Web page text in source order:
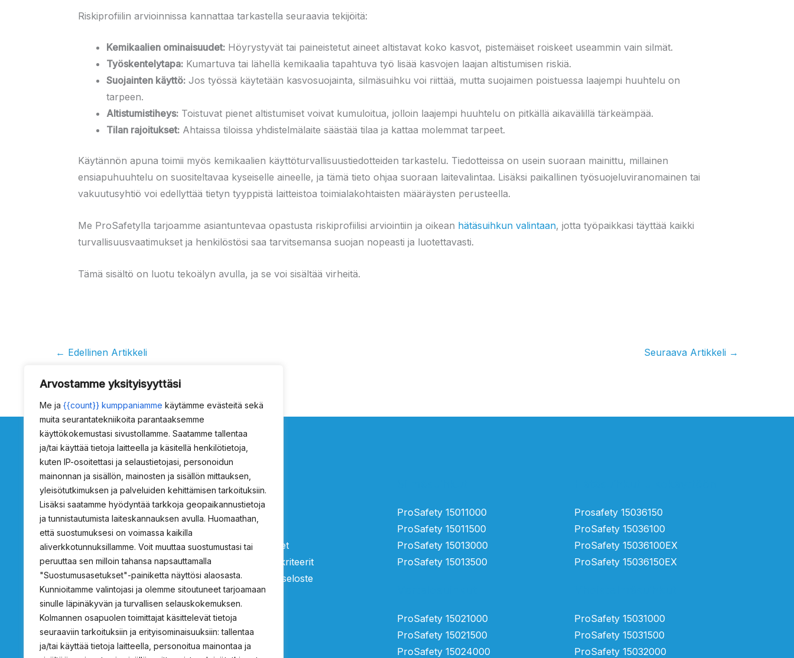
Arvostamme yksityisyyttäsi
Me ja {{count}} kumppaniamme käytämme evästeitä sekä
muita seurantatekniikoita parantaaksemme
käyttökokemustasi sivustollamme. Saatamme tallentaa
ja/tai käyttää tietoja laitteella ja käsitellä henkilötietoja,
kuten IP-osoitettasi ja selaustietojasi, personoidun
mainonnan ja sisällön, mainosten ja sisällön mittauksen,
yleisötutkimuksen ja palveluiden kehittämisen tarkoituksiin.
Lisäksi saatamme hyödyntää tarkkoja geopaikannustietoja
ja tunnistautumista laiteskannauksen avulla. Huomaathan,
että suostumuksesi on voimassa kaikilla
aliverkkotunnuksillamme. Voit muuttaa suostumustasi tai
peruuttaa sen milloin tahansa napsauttamalla
"Suostumusasetukset"-painiketta näyttösi alaosasta.
Kunnioitamme valintojasi ja olemme sitoutuneet tarjoamaan
sinulle läpinäkyvän ja turvallisen selauskokemuksen.
Kolmannen osapuolen toimittajat käsittelevät tietoja
seuraaviin tarkoituksiin ja erityisominaisuuksiin: tallentaa
ja/tai käyttää tietoja laitteella, personoitua mainontaa ja
Riskiprofiilin arvioinnissa kannattaa tarkastella seuraavia tekijöitä:
Kemikaalien ominaisuudet: Höyrystyvät tai paineistetut aineet altistavat koko kasvot, pistemäiset roiskeet useammin vain silmät.
Työskentelytapa: Kumartuva tai lähellä kemikaalia tapahtuva työ lisää kasvojen laajan altistumisen riskiä.
Suojainten käyttö: Jos työssä käytetään kasvosuojainta, silmäsuihku voi riittää, mutta suojaimen poistuessa laajempi huuhtelu on
tarpeen.
Altistumistiheys: Toistuvat pienet altistumiset voivat kumuloitua, jolloin laajempi huuhtelu on pitkällä aikavälillä tärkeämpää.
Tilan rajoitukset: Ahtaissa tiloissa yhdistelmälaite säästää tilaa ja kattaa molemmat tarpeet.
Käytännön apuna toimii myös kemikaalien käyttöturvallisuustiedotteiden tarkastelu. Tiedotteissa on usein suoraan mainittu, millainen
ensiapuhuuhtelu on suositeltavaa kyseiselle aineelle, ja tämä tieto ohjaa suoraan laitevalintaa. Lisäksi paikallinen työsuojeluviranomainen tai
vakuutusyhtiö voi edellyttää tietyn tyyppistä laitteistoa toimialakohtaisten määräysten perusteella.
Me ProSafetylla tarjoamme asiantuntevaa opastusta riskiprofiilisi arviointiin ja oikean hätäsuihkun valintaan, jotta työpaikkasi täyttää kaikki
turvallisuusvaatimukset ja henkilöstösi saa tarvitsemansa suojan nopeasti ja luotettavasti.
Tämä sisältö on luotu tekoälyn avulla, ja se voi sisältää virheitä.
← Edellinen Artikkeli Seuraava Artikkeli →
ProSafety
Osoite c/o Projecta Oy
Lukkosepänkatu 14
20320 Turku
info@prosafety.fi
Tietoja
Tietoa ProSafetystä
Tarjouspyyntö
Standardin vaatimukset
Hätäsuihkujen valintakriteerit
Rekisteri- ja tietosuojaseloste
Ota yhteyttä
ProSafety 15011000
ProSafety 15011500
ProSafety 15013000
ProSafety 15013500
ProSafety 15021000
ProSafety 15021500
ProSafety 15024000
Prosafety 15036150
ProSafety 15036100
ProSafety 15036100EX
ProSafety 15036150EX
ProSafety 15031000
ProSafety 15031500
ProSafety 15032000